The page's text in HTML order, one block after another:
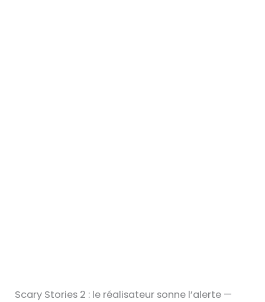
Scary Stories 2 : le réalisateur sonne l’alerte —